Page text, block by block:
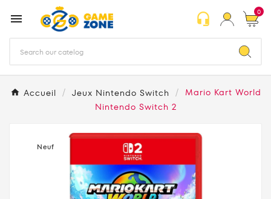
 headset_mic 0
Accueil Jeux Nintendo Switch
Mario Kart World
Nintendo Switch 2
Neuf